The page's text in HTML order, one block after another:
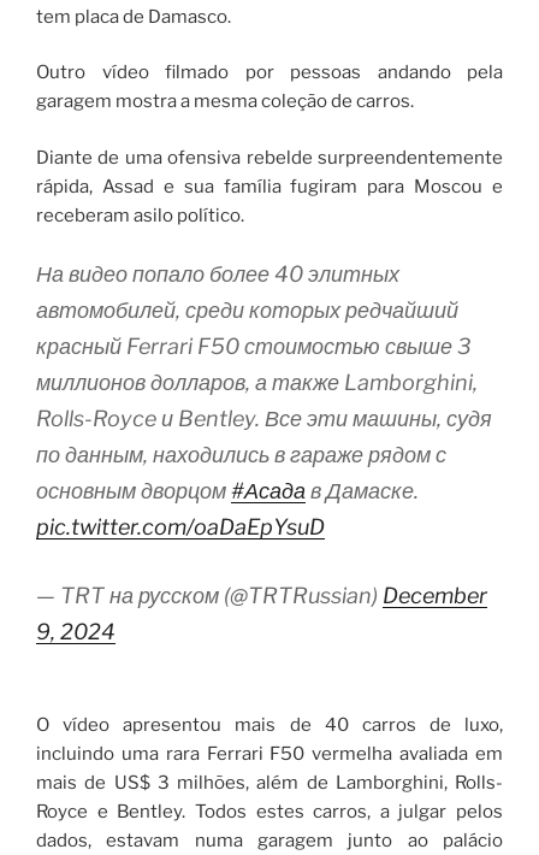
tem placa de Damasco.
Outro vídeo filmado por pessoas andando pela
garagem mostra a mesma coleção de carros.
Diante de uma ofensiva rebelde surpreendentemente
rápida, Assad e sua família fugiram para Moscou e
receberam asilo político.
На видео попало более 40 элитных
автомобилей, среди которых редчайший
красный Ferrari F50 стоимостью свыше 3
миллионов долларов, а также Lamborghini,
Rolls-Royce и Bentley. Все эти машины, судя
по данным, находились в гараже рядом с
основным дворцом#Асада в Дамаске.
pic.twitter.com/oaDaEpYsuD
— TRT на русском (@TRTRussian) December
9, 2024
O vídeo apresentou mais de 40 carros de luxo,
incluindo uma rara Ferrari F50 vermelha avaliada em
mais de US$ 3 milhões, além de Lamborghini, Rolls-
Royce e Bentley. Todos estes carros, a julgar pelos
dados, estavam numa garagem junto ao palácio